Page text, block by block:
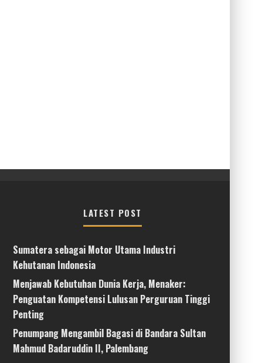
LATEST POST
Sumatera sebagai Motor Utama Industri
Kehutanan Indonesia
Menjawab Kebutuhan Dunia Kerja, Menaker:
Penguatan Kompetensi Lulusan Perguruan Tinggi
Penting
Penumpang Mengambil Bagasi di Bandara Sultan
Mahmud Badaruddin II, Palembang